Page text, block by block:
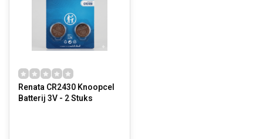
Renata CR2430 Knoopcel
Batterij 3V - 2 Stuks